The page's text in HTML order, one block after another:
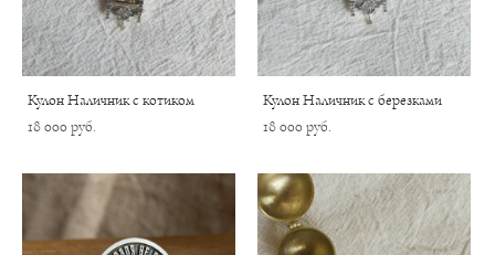
Кулон Наличник с котиком
18 000 pуб.
Кулон Наличник с березками
18 000 pуб.